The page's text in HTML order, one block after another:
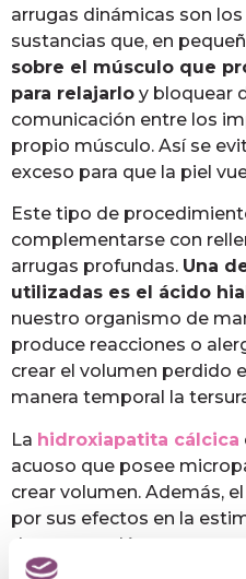
arrugas dinámicas son
sustancias que, en
sobre el músculo que
para relajarlo y bloquear
comunicación entre los
propio músculo. Así se
exceso para que la piel
Este tipo de
complementarse con
arrugas profundas. Una
utilizadas es el ácido
nuestro organismo de
produce reacciones o
crear el volumen perdido
manera temporal la
La hidroxiapatita cálcica
acuoso que posee
crear volumen. Además,
por sus efectos en la
de nuevo colágeno.